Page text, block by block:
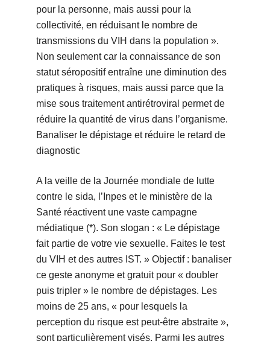
pour la personne, mais aussi pour la
collectivité, en réduisant le nombre de
transmissions du VIH dans la population ».
Non seulement car la connaissance de son
statut séropositif entraîne une diminution des
pratiques à risques, mais aussi parce que la
mise sous traitement antirétroviral permet de
réduire la quantité de virus dans l’organisme.
Banaliser le dépistage et réduire le retard de
diagnostic
A la veille de la Journée mondiale de lutte
contre le sida, l’Inpes et le ministère de la
Santé réactivent une vaste campagne
médiatique (*). Son slogan : « Le dépistage
fait partie de votre vie sexuelle. Faites le test
du VIH et des autres IST. » Objectif : banaliser
ce geste anonyme et gratuit pour « doubler
puis tripler » le nombre de dépistages. Les
moins de 25 ans, « pour lesquels la
perception du risque est peut-être abstraite »,
sont particulièrement visés. Parmi les autres